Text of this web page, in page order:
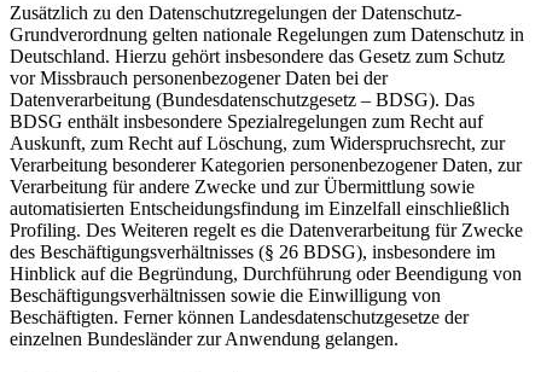
Zusätzlich zu den Datenschutzregelungen der Datenschutz-
Grundverordnung gelten nationale Regelungen zum Datenschutz in
Deutschland. Hierzu gehört insbesondere das Gesetz zum Schutz
vor Missbrauch personenbezogener Daten bei der
Datenverarbeitung (Bundesdatenschutzgesetz – BDSG). Das
BDSG enthält insbesondere Spezialregelungen zum Recht auf
Auskunft, zum Recht auf Löschung, zum Widerspruchsrecht, zur
Verarbeitung besonderer Kategorien personenbezogener Daten, zur
Verarbeitung für andere Zwecke und zur Übermittlung sowie
automatisierten Entscheidungsfindung im Einzelfall einschließlich
Profiling. Des Weiteren regelt es die Datenverarbeitung für Zwecke
des Beschäftigungsverhältnisses (§ 26 BDSG), insbesondere im
Hinblick auf die Begründung, Durchführung oder Beendigung von
Beschäftigungsverhältnissen sowie die Einwilligung von
Beschäftigten. Ferner können Landesdatenschutzgesetze der
einzelnen Bundesländer zur Anwendung gelangen.